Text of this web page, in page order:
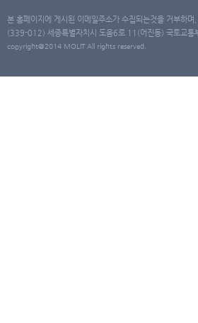
본 홈페이지에 게시된 이메일주소가 수집되는것을 거부하
(339-012) 세종특별자치시 도움6로 11(어진동) 국토교
copyright@2014 MOLIT All rights reserved.